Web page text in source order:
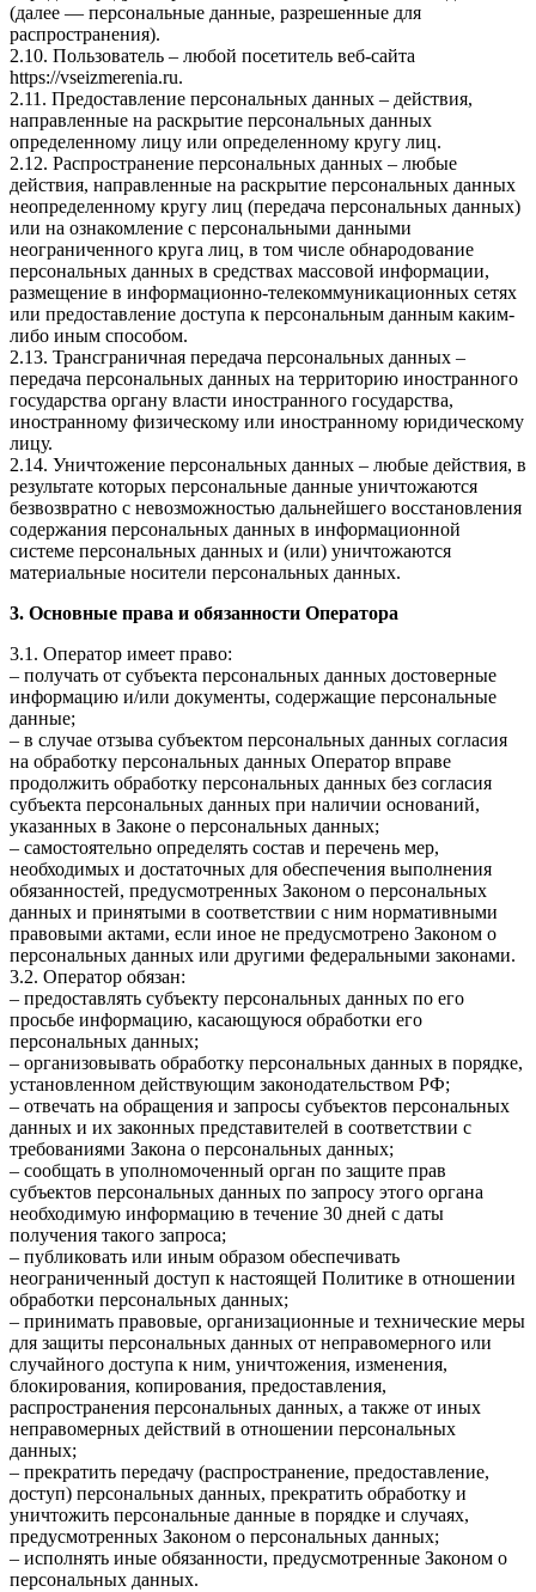
(далее — персональные данные, разрешенные для
распространения).
2.10. Пользователь – любой посетитель веб-сайта
https://vseizmerenia.ru.
2.11. Предоставление персональных данных – действия,
направленные на раскрытие персональных данных
определенному лицу или определенному кругу лиц.
2.12. Распространение персональных данных – любые
действия, направленные на раскрытие персональных данных
неопределенному кругу лиц (передача персональных данных)
или на ознакомление с персональными данными
неограниченного круга лиц, в том числе обнародование
персональных данных в средствах массовой информации,
размещение в информационно-телекоммуникационных сетях
или предоставление доступа к персональным данным каким-
либо иным способом.
2.13. Трансграничная передача персональных данных –
передача персональных данных на территорию иностранного
государства органу власти иностранного государства,
иностранному физическому или иностранному юридическому
лицу.
2.14. Уничтожение персональных данных – любые действия, в
результате которых персональные данные уничтожаются
безвозвратно с невозможностью дальнейшего восстановления
содержания персональных данных в информационной
системе персональных данных и (или) уничтожаются
материальные носители персональных данных.
3. Основные права и обязанности Оператора
3.1. Оператор имеет право:
– получать от субъекта персональных данных достоверные
информацию и/или документы, содержащие персональные
данные;
– в случае отзыва субъектом персональных данных согласия
на обработку персональных данных Оператор вправе
продолжить обработку персональных данных без согласия
субъекта персональных данных при наличии оснований,
указанных в Законе о персональных данных;
– самостоятельно определять состав и перечень мер,
необходимых и достаточных для обеспечения выполнения
обязанностей, предусмотренных Законом о персональных
данных и принятыми в соответствии с ним нормативными
правовыми актами, если иное не предусмотрено Законом о
персональных данных или другими федеральными законами.
3.2. Оператор обязан:
– предоставлять субъекту персональных данных по его
просьбе информацию, касающуюся обработки его
персональных данных;
– организовывать обработку персональных данных в порядке,
установленном действующим законодательством РФ;
– отвечать на обращения и запросы субъектов персональных
данных и их законных представителей в соответствии с
требованиями Закона о персональных данных;
– сообщать в уполномоченный орган по защите прав
субъектов персональных данных по запросу этого органа
необходимую информацию в течение 30 дней с даты
получения такого запроса;
– публиковать или иным образом обеспечивать
неограниченный доступ к настоящей Политике в отношении
обработки персональных данных;
– принимать правовые, организационные и технические меры
для защиты персональных данных от неправомерного или
случайного доступа к ним, уничтожения, изменения,
блокирования, копирования, предоставления,
распространения персональных данных, а также от иных
неправомерных действий в отношении персональных
данных;
– прекратить передачу (распространение, предоставление,
доступ) персональных данных, прекратить обработку и
уничтожить персональные данные в порядке и случаях,
предусмотренных Законом о персональных данных;
– исполнять иные обязанности, предусмотренные Законом о
персональных данных.